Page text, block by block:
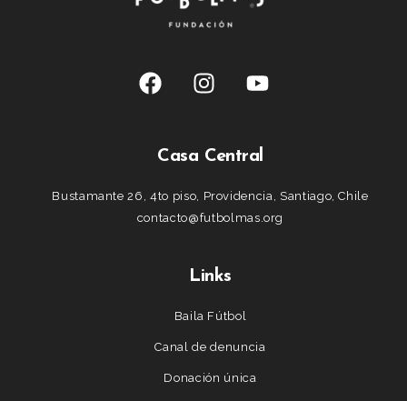
Casa Central
Bustamante 26, 4to piso, Providencia, Santiago, Chile
contacto@futbolmas.org
Links
Baila Fútbol
Canal de denuncia
Donación única